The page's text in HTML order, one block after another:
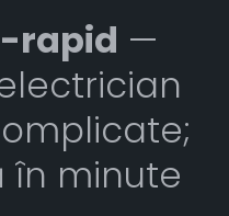
rapid —
în minute